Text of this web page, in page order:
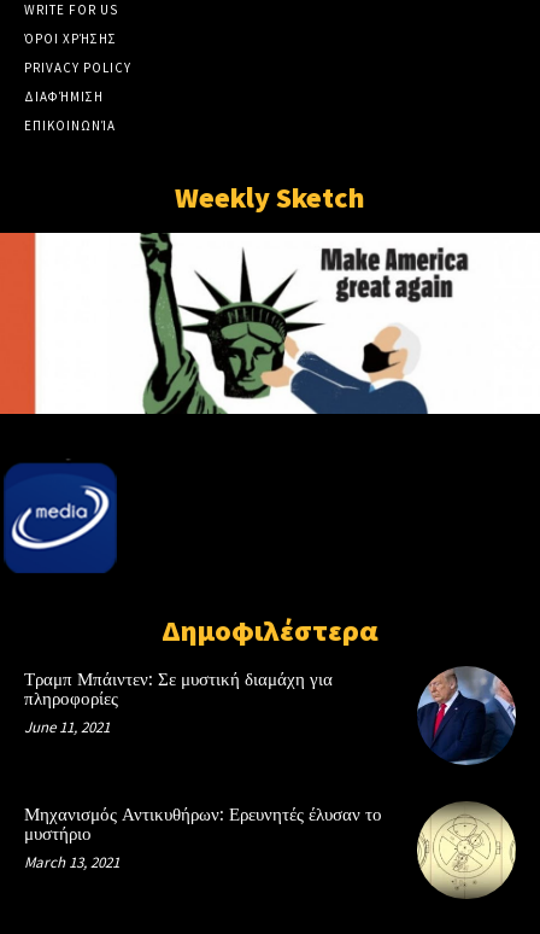
WRITE FOR US
ΌΡΟΙ ΧΡΉΣΗΣ
PRIVACY POLICY
ΔΙΑΦΉΜΙΣΗ
ΕΠΙΚΟΙΝΩΝΊΑ
Weekly Sketch
Δημοφιλέστερα
Τραμπ Μπάιντεν: Σε μυστική διαμάχη για
πληροφορίες
June 11, 2021
Μηχανισμός Αντικυθήρων: Ερευνητές έλυσαν το
μυστήριο
March 13, 2021